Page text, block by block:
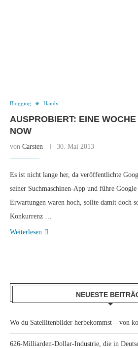
Blogging Handy
AUSPROBIERT: EINE
NOW
von Carsten 30. Mai 2013
Es ist nicht lange her, da veröffentlichte
seiner Suchmaschinen-App und führe
Erwartungen waren hoch, sollte damit doch
Konkurrenz …
Weiterlesen
NEUESTE
Wo du Satellitenbilder herbekommst – von
626-Milliarden-Dollar-Industrie, die in